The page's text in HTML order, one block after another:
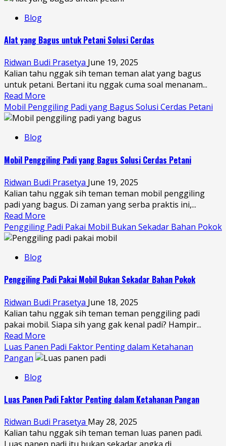
Blog
Alat yang Bagus untuk Petani Solusi Cerdas
Ridwan Budi Prasetya June 19, 2025
Kalian tahu nggak sih teman teman alat yang bagus
untuk petani. Bertani itu nggak cuma soal menanam...
Read More
Mobil Penggiling Padi yang Bagus Solusi Cerdas Petani
Blog
Mobil Penggiling Padi yang Bagus Solusi Cerdas Petani
Ridwan Budi Prasetya June 19, 2025
Kalian tahu nggak sih teman teman mobil penggiling
padi yang bagus. Di zaman yang serba praktis ini,...
Read More
Penggiling Padi Pakai Mobil Bukan Sekadar Bahan Pokok
Blog
Penggiling Padi Pakai Mobil Bukan Sekadar Bahan Pokok
Ridwan Budi Prasetya June 18, 2025
Kalian tahu nggak sih teman teman penggiling padi
pakai mobil. Siapa sih yang gak kenal padi? Hampir...
Read More
Luas Panen Padi Faktor Penting dalam Ketahanan
Pangan
Blog
Luas Panen Padi Faktor Penting dalam Ketahanan Pangan
Ridwan Budi Prasetya May 28, 2025
Kalian tahu nggak sih teman teman luas panen padi.